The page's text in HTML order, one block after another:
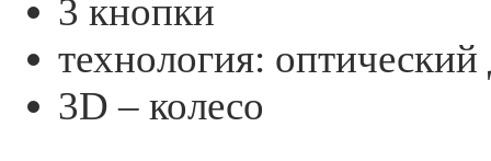
3 кнопки
технология: оптический
3D – колесо